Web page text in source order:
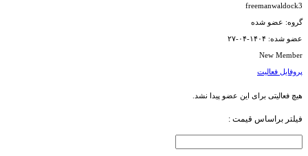
freemanwaldock3
گروه: عضو شده
عضو شده: ۱۴۰۴-۰۴-۲۷
New Member
پروفایل فعالیت
هیچ فعالیتی برای این عضو پیدا نشد.
فیلتر براساس قیمت :